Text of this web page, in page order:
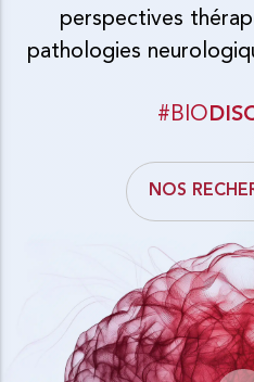
perspectives
pathologies
#BIO
NOS